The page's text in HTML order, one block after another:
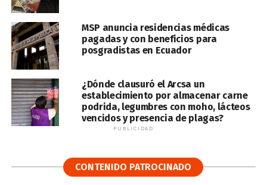
MSP anuncia residencias médicas
pagadas y con beneficios para
posgradistas en Ecuador
¿Dónde clausuró el Arcsa un
establecimiento por almacenar carne
podrida, legumbres con moho, lácteos
vencidos y presencia de plagas?
PUBLICIDAD
CONTENIDO PATROCINADO